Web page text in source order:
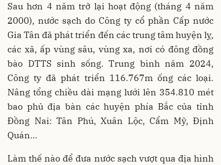
Sau hơn 4 năm trở lại hoạt động (tháng 4 năm
2000), nước sạch do Công ty cổ phần Cấp nước
Gia Tân đã phát triển đến các trung tâm huyện lỵ,
các xã, ấp vùng sâu, vùng xa, nơi có đông đồng
bào DTTS sinh sống. Trung bình năm 2024,
Công ty đã phát triển 116.767m ống các loại.
Nâng tổng chiều dài mạng lưới lên 354.810 mét
bao phủ địa bàn các huyện phía Bắc của tỉnh
Đồng Nai: Tân Phú, Xuân Lộc, Cẩm Mỹ, Định
Quán…
Làm thế nào để đưa nước sạch vượt qua địa hình